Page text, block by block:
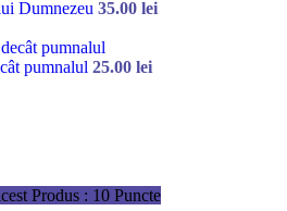
Dumnezeu 35.00 lei
pumnalul 25.00 lei
Produs : 10 Puncte